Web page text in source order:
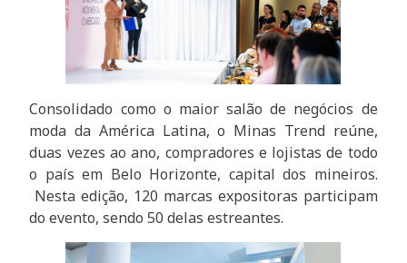
Consolidado como o maior salão de negócios de
moda da América Latina, o Minas Trend reúne,
duas vezes ao ano, compradores e lojistas de todo
o país em Belo Horizonte, capital dos mineiros.
Nesta edição, 120 marcas expositoras participam
do evento, sendo 50 delas estreantes.